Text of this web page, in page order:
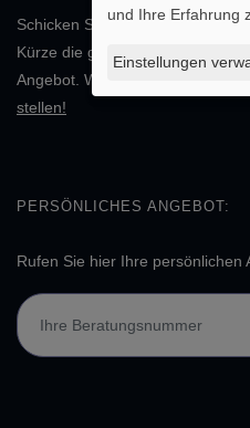
Schicken Sie uns einfach Ihre
Kürze die gewünschten
Angebot. Wir freuen uns auf Ihre
stellen!
PERSÖNLICHES ANGEBOT:
Rufen Sie hier Ihre persönlichen
und Ihre Erfahrung
Einstellungen